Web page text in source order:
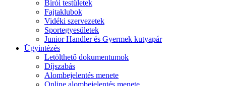
Bírói testületek
Fajtaklubok
Vidéki szervezetek
Sportegyesületek
Junior Handler és Gyermek kutyapár
Ügyintézés
Letölthető dokumentumok
Díjszabás
Alombejelentés menete
Online alombejelentés menete